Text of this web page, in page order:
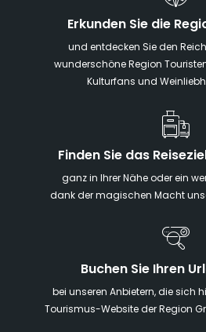
Erkunden Sie die
und entdecken Sie den
wunderschöne Region
Kulturfans und
Finden Sie das
ganz in Ihrer Nähe oder ein
dank der magischen Macht
Buchen Sie Ihren
bei unseren Anbietern, die sich
Tourismus-Website der Region